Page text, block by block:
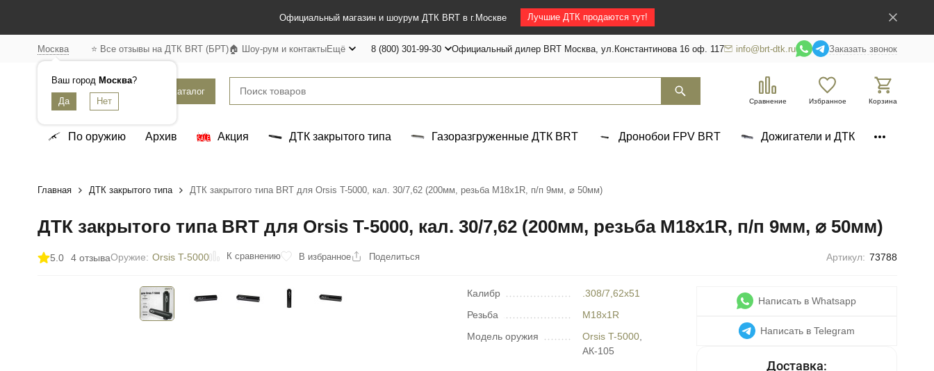
Официальный магазин и шоурум ДТК BRT в г.Москве Лучшие ДТК продаются тут!
Москва
Ваш город Москва?
⭐ Все отзывы на ДТК BRT (БРТ)🏠 Шоу-рум и контактыЕщё 8 (800) 301-99-30 Официальный дилер BRT Москва, ул.Константинова 16 оф. 117 info@brt-dtk.ru Заказать звонок
Каталог
Сравнение Избранное Корзина
По оружию Архив Акция ДТК закрытого типа Газоразгруженные ДТК BRT Дронобои FPV BRT Дожигатели и ДТК
Главная ДТК закрытого типа ДТК закрытого типа BRT для Orsis T-5000, кал. 30/7,62 (200мм, резьба M18х1R, п/п 9мм, ⌀ 50мм)
ДТК закрытого типа BRT для Orsis T-5000, кал. 30/7,62 (200мм, резьба M18х1R, п/п 9мм, ⌀ 50мм)
5.0 4 отзываОружие: Orsis T-5000 К сравнению В избранное Поделиться Артикул: 73788
Калибр
.308/7,62x51
Резьба
М18х1R
Модель оружия
Orsis T-5000
АК-105
Написать в Whatsapp
Написать в Telegram